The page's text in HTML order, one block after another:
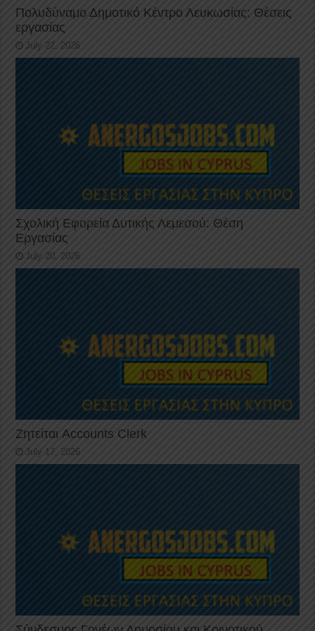
Πολυδύναμο Δημοτικό Κέντρο Λευκωσίας: Θέσεις
εργασίας
July 22, 2026
Σχολική Εφορεία Δυτικής Λεμεσού: Θέση
Εργασίας
July 20, 2026
Ζητείται Accounts Clerk
July 17, 2026